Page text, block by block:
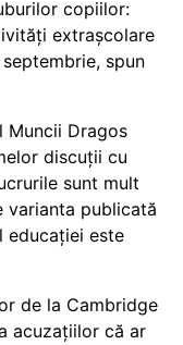
copiilor:
extrașcolare
spun
Muncii Dragos
discuții cu
sunt mult
varianta publicată
educației este
de la Cambridge
acuzațiilor că ar